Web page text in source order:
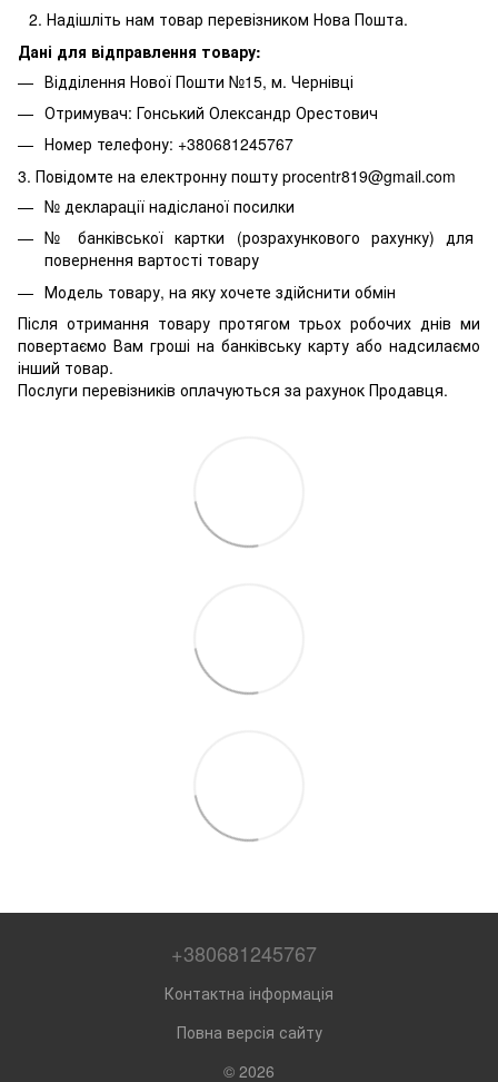
Надішліть нам товар перевізником Нова Пошта.
Дані для відправлення товару:
Відділення Нової Пошти №15, м. Чернівці
Отримувач: Гонський Олександр Орестович
Номер телефону: +380681245767
3. Повідомте на електронну пошту procentr819@gmail.com
№ декларації надісланої посилки
№ банківської картки (розрахункового рахунку) для
повернення вартості товару
Модель товару, на яку хочете здійснити обмін
Після отримання товару протягом трьох робочих днів ми
повертаємо Вам гроші на банківську карту або надсилаємо
інший товар.
Послуги перевізників оплачуються за рахунок Продавця.
+380681245767
Контактна інформація
Повна версія сайту
© 2026